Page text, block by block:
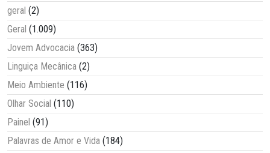
geral (2)
Geral (1.009)
Jovem Advocacia (363)
Linguiça Mecânica (2)
Meio Ambiente (116)
Olhar Social (110)
Painel (91)
Palavras de Amor e Vida (184)